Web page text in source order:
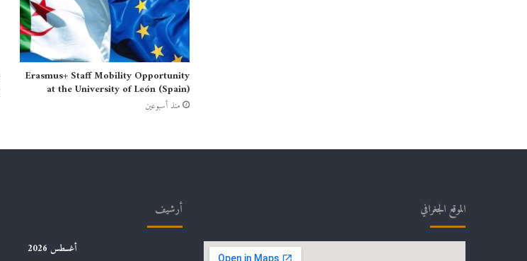
Erasmus+ Staff Mobility Opportunity
at the University of León (Spain)
منذ أسبوعين
الموقع الجغرافي أرشيف
أغسطس 2026